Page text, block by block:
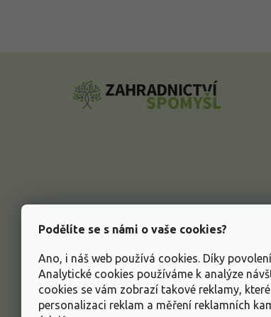
Podělíte se s námi o vaše cookies?
Ano, i náš web používá cookies. Díky
Analytické cookies používáme k analýze
cookies se vám zobrazí takové reklamy,
personalizaci reklam a měření reklamních